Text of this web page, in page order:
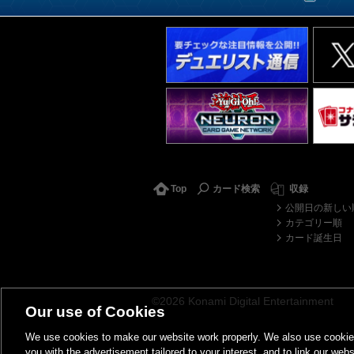
Top カード検索
収録
公開日の新しい
カテゴリー順
カード誕生日
©2026 Konami Digital Entertainment
Our use of Cookies
We use cookies to make our website work properly. We also use